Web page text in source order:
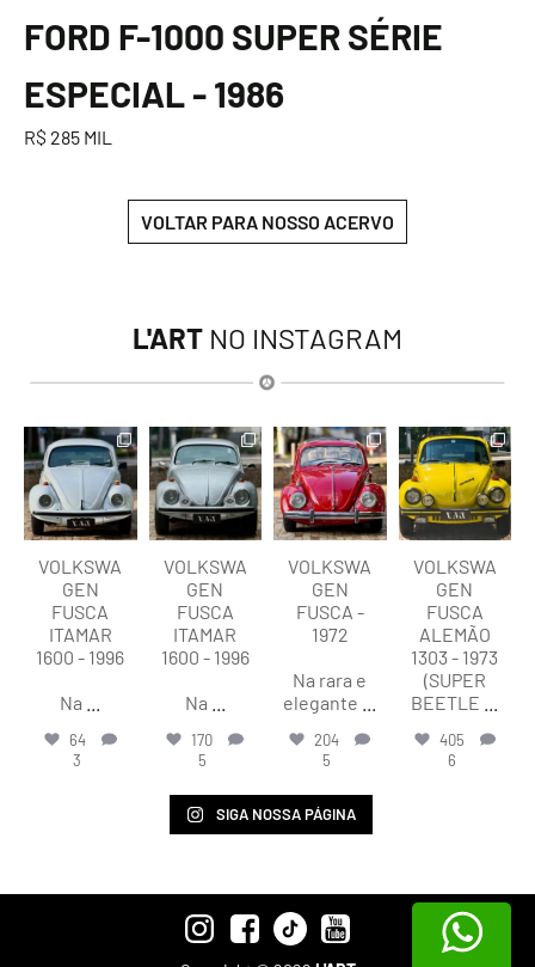
FORD F-1000 SUPER SÉRIE
ESPECIAL - 1986
R$ 285 MIL
VOLTAR PARA NOSSO ACERVO
L'ART NO INSTAGRAM
lart.br
Ago 8
VOLKSWA
GEN
FUSCA
ITAMAR
1600 - 1996
Na
64
3
lart.br
Ago 8
VOLKSWA
GEN
FUSCA
ITAMAR
1600 - 1996
Na
170
5
lart.br
Ago 8
VOLKSWA
GEN
FUSCA -
1972
Na rara e
elegante
204
5
lart.br
Ago 8
VOLKSWA
GEN
FUSCA
ALEMÃO
1303 - 1973
(SUPER
BEETLE
405
6
SIGA NOSSA PÁGINA